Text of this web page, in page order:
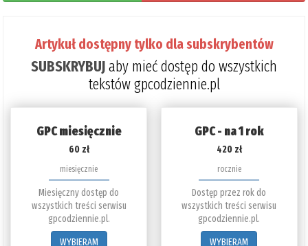
Artykuł dostępny tylko dla subskrybentów
SUBSKRYBUJaby mieć dostęp do wszystkich
tekstów gpcodziennie.pl
GPC miesięcznie
60 zł
miesięcznie
Miesięczny dostęp do
wszystkich treści serwisu
gpcodziennie.pl.
WYBIERAM
GPC - na 1 rok
420 zł
rocznie
Dostęp przez rok do
wszystkich treści serwisu
gpcodziennie.pl.
WYBIERAM